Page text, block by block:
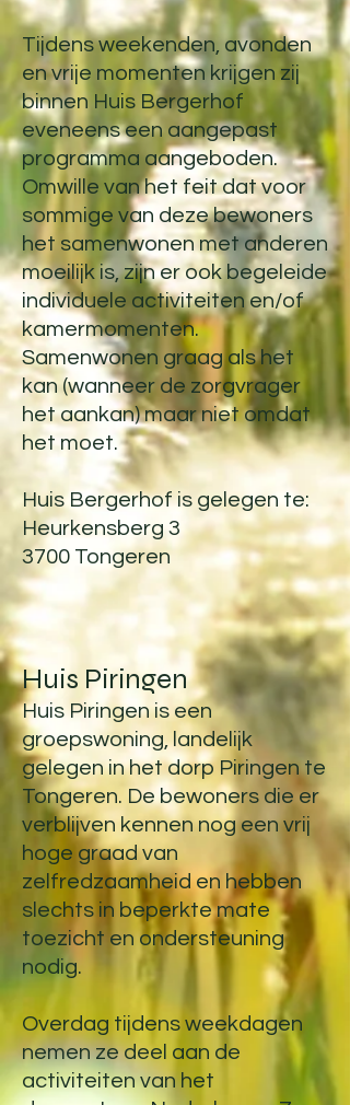
Tijdens weekenden, avonden
en vrije momenten krijgen zij
binnen Huis Bergerhof
eveneens een aangepast
programma aangeboden.
Omwille van het feit dat voor
sommige van deze bewoners
het samenwonen met anderen
moeilijk is, zijn er ook begeleide
individuele activiteiten en/of
kamermomenten.
Samenwonen graag als het
kan (wanneer de zorgvrager
het aankan) maar niet omdat
het moet.
Huis Bergerhof is gelegen te:
Heurkensberg 3
3700 Tongeren
Huis Piringen
​Huis Piringen is een
groepswoning, landelijk
gelegen in het dorp Piringen te
Tongeren. De bewoners die er
verblijven kennen nog een vrij
hoge graad van
zelfredzaamheid en hebben
slechts in beperkte mate
toezicht en ondersteuning
nodig.
Overdag tijdens weekdagen
nemen ze deel aan de
activiteiten van het